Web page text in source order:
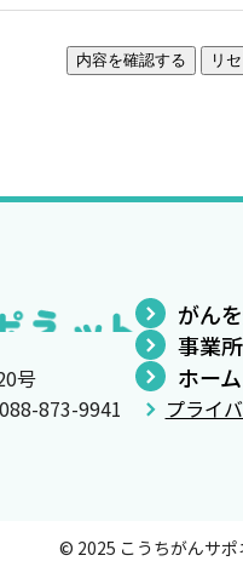
号
873-9941
がん
事業
ホーム
プライ
© 2025 こうちがんサポ